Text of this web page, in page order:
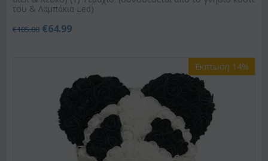
του & Λαμπάκια Led)
€105.00 €64.99
Έκπτωση 14%